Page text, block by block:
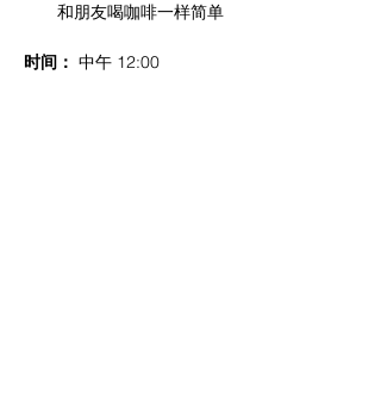
和朋友喝咖啡一样简单
时间： 中午 12:00